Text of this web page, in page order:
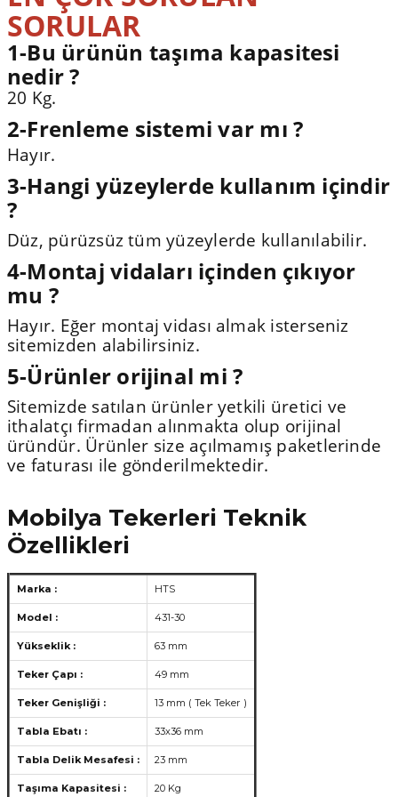
SORULAR
1-Bu ürünün taşıma kapasitesi
nedir ?
20 Kg.
2-Frenleme sistemi var mı ?
Hayır.
3-Hangi yüzeylerde kullanım içindir
?
Düz, pürüzsüz tüm yüzeylerde kullanılabilir.
4-Montaj vidaları içinden çıkıyor
mu ?
Hayır. Eğer montaj vidası almak isterseniz
sitemizden alabilirsiniz.
5-Ürünler orijinal mi ?
Sitemizde satılan ürünler yetkili üretici ve
ithalatçı firmadan alınmakta olup orijinal
üründür. Ürünler size açılmamış paketlerinde
ve faturası ile gönderilmektedir.
Mobilya Tekerleri Teknik
Özellikleri
Marka : HTS
Model : 431-30
Yükseklik : 63 mm
Teker Çapı : 49 mm
Teker Genişliği : 13 mm ( Tek Teker )
Tabla Ebatı : 33x36 mm
Tabla Delik Mesafesi : 23 mm
Taşıma Kapasitesi : 20 Kg